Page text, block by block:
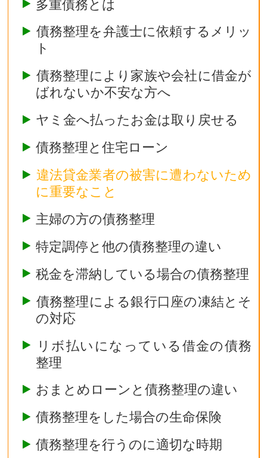
多重債務とは
債務整理を弁護士に依頼するメリッ
ト
債務整理により家族や会社に借金が
ばれないか不安な方へ
ヤミ金へ払ったお金は取り戻せる
債務整理と住宅ローン
違法貸金業者の被害に遭わないため
に重要なこと
主婦の方の債務整理
特定調停と他の債務整理の違い
税金を滞納している場合の債務整理
債務整理による銀行口座の凍結とそ
の対応
リボ払いになっている借金の債務
整理
おまとめローンと債務整理の違い
債務整理をした場合の生命保険
債務整理を行うのに適切な時期